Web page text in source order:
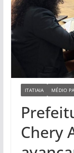
ITATIAIA MÉDIO
Chery